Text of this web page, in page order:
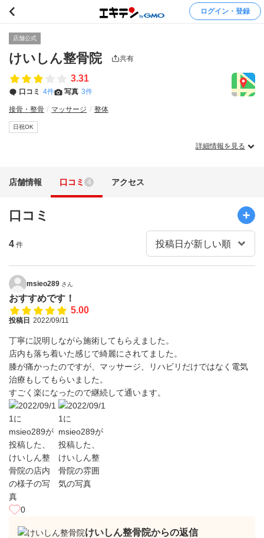
ログイン・登録
店舗公式
けいしん整骨院 共有
3.31
口コミ 4件 写真 3件
接骨・整骨 マッサージ 整体
日祝OK
詳細情報を見る
店舗情報 口コミ 4 アクセス
口コミ
4 件
msieo289 さん
おすすめです！
5.00
投稿日 2022/09/11
丁寧に説明しながら施術してもらえました。
店内も落ち着いた感じで綺麗にされてました。
膝が痛かったのですが、マッサージ、リハビリだけではなく電気
治療もしてもらいました。
すごく楽になったので継続して通います。
0
けいしん整骨院からの返信